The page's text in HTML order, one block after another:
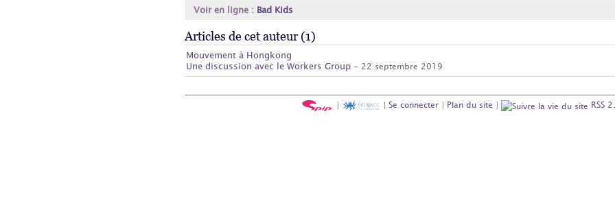
Voir en ligne : Bad Kids
Articles de cet auteur (1)
Mouvement à Hongkong
Une discussion avec le Workers Group - 22 septembre 2019
| |Se connecter | Plan du site | RSS